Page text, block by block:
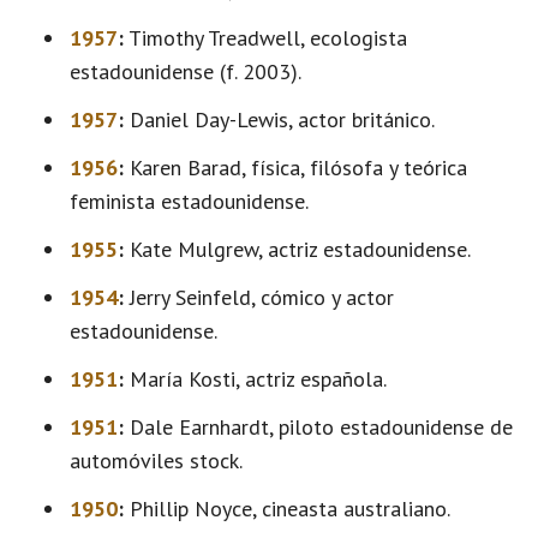
1957: Timothy Treadwell, ecologista
estadounidense (f. 2003).
1957: Daniel Day-Lewis, actor británico.
1956: Karen Barad, física, filósofa y teórica
feminista estadounidense.
1955: Kate Mulgrew, actriz estadounidense.
1954:Jerry Seinfeld, cómico y actor
estadounidense.
1951: María Kosti, actriz española.
1951: Dale Earnhardt, piloto estadounidense de
automóviles stock.
1950: Phillip Noyce, cineasta australiano.